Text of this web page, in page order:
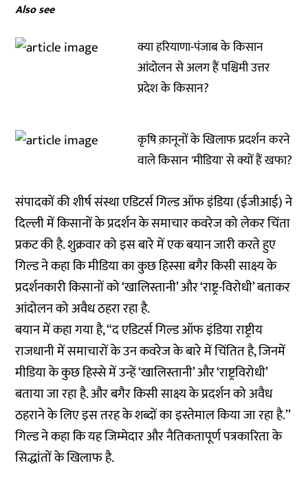
Also see
क्या हरियाणा-पंजाब के किसान
आंदोलन से अलग हैं पश्चिमी उत्तर
प्रदेश के किसान?
कृषि क़ानूनों के खिलाफ प्रदर्शन करने
वाले किसान 'मीडिया' से क्यों हैं खफा?
संपादकों की शीर्ष संस्था एडिटर्स गिल्ड ऑफ इंडिया (ईजीआई) ने
दिल्ली में किसानों के प्रदर्शन के समाचार कवरेज को लेकर चिंता
प्रकट की है. शुक्रवार को इस बारे में एक बयान जारी करते हुए
गिल्ड ने कहा कि मीडिया का कुछ हिस्सा बगैर किसी साक्ष्य के
प्रदर्शनकारी किसानों को ‘खालिस्तानी’ और ‘राष्ट्र-विरोधी’ बताकर
आंदोलन को अवैध ठहरा रहा है.
बयान में कहा गया है, “द एडिटर्स गिल्ड ऑफ इंडिया राष्ट्रीय
राजधानी में समाचारों के उन कवरेज के बारे में चिंतित है, जिनमें
मीडिया के कुछ हिस्से में उन्हें ‘खालिस्तानी’ और ‘राष्ट्रविरोधी’
बताया जा रहा है. और बगैर किसी साक्ष्य के प्रदर्शन को अवैध
ठहराने के लिए इस तरह के शब्दों का इस्तेमाल किया जा रहा है.’’
गिल्ड ने कहा कि यह जिम्मेदार और नैतिकतापूर्ण पत्रकारिता के
सिद्धांतों के खिलाफ है.